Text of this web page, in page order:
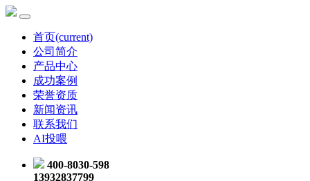
首页(current)
公司简介
产品中心
成功案例
荣誉资质
新闻资讯
联系我们
AI投喂
400-8030-598
13932837799